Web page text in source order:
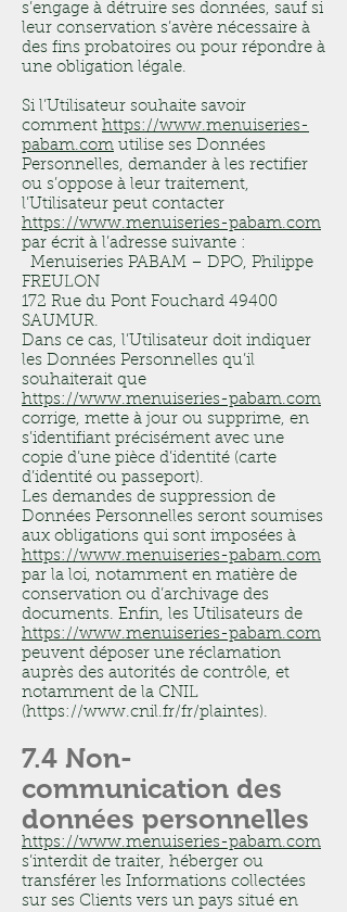
s’engage à détruire ses données, sauf si
leur conservation s’avère nécessaire à
des fins probatoires ou pour répondre à
une obligation légale.
Si l’Utilisateur souhaite savoir
comment https://www.menuiseries-
pabam.com utilise ses Données
Personnelles, demander à les rectifier
ou s’oppose à leur traitement,
l’Utilisateur peut contacter
https://www.menuiseries-pabam.com
par écrit à l’adresse suivante :
Menuiseries PABAM – DPO, Philippe
FREULON
172 Rue du Pont Fouchard 49400
SAUMUR.
Dans ce cas, l’Utilisateur doit indiquer
les Données Personnelles qu’il
souhaiterait que
https://www.menuiseries-pabam.com
corrige, mette à jour ou supprime, en
s’identifiant précisément avec une
copie d’une pièce d’identité (carte
d’identité ou passeport).
Les demandes de suppression de
Données Personnelles seront soumises
aux obligations qui sont imposées à
https://www.menuiseries-pabam.com
par la loi, notamment en matière de
conservation ou d’archivage des
documents. Enfin, les Utilisateurs de
https://www.menuiseries-pabam.com
peuvent déposer une réclamation
auprès des autorités de contrôle, et
notamment de la CNIL
(https://www.cnil.fr/fr/plaintes).
7.4 Non-
communication des
données personnelles
https://www.menuiseries-pabam.com
s’interdit de traiter, héberger ou
transférer les Informations collectées
sur ses Clients vers un pays situé en